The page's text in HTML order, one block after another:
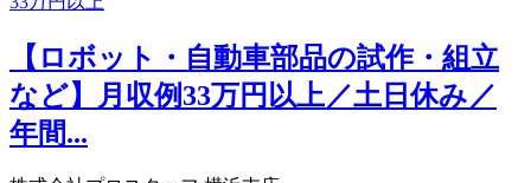
【ロボット・自動車部品の試作・組立
など】月収例33万円以上／土日休み／
年間...